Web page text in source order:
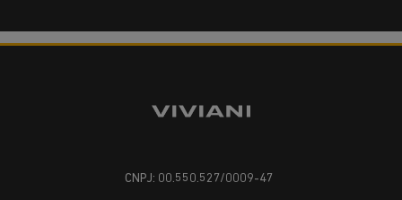
CNPJ: 00.550.527/0009-47